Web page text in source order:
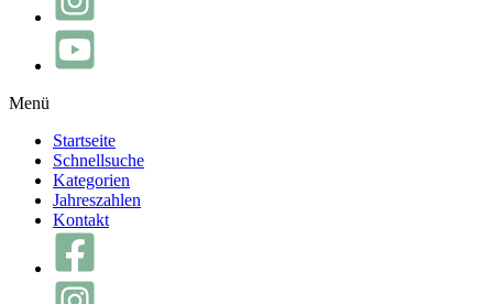
Menü
Startseite
Schnellsuche
Kategorien
Jahreszahlen
Kontakt